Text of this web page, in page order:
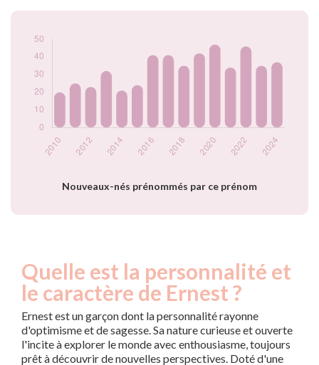
Nouveaux-nés prénommés par ce prénom
Popularité du
2019
2020
2021
2022
46
2023
37
Quelle est la personnalité et
le caractère de Ernest ?
Ernest est un garçon dont la personnalité rayonne
d'optimisme et de sagesse. Sa nature curieuse et ouverte
l'incite à explorer le monde avec enthousiasme, toujours
prêt à découvrir de nouvelles perspectives. Doté d'une